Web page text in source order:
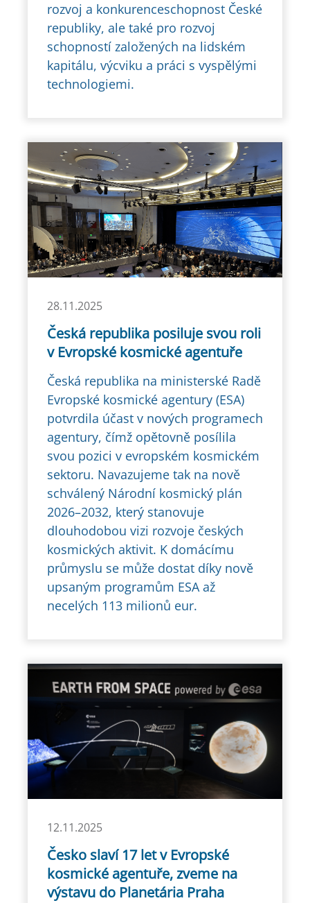
rozvoj a konkurenceschopnost České
republiky, ale také pro rozvoj
schopností založených na lidském
kapitálu, výcviku a práci s vyspělými
technologiemi.
28.11.2025
Česká republika posiluje svou roli
v Evropské kosmické agentuře
Česká republika na ministerské Radě
Evropské kosmické agentury (ESA)
potvrdila účast v nových programech
agentury, čímž opětovně posílila
svou pozici v evropském kosmickém
sektoru. Navazujeme tak na nově
schválený Národní kosmický plán
2026–2032, který stanovuje
dlouhodobou vizi rozvoje českých
kosmických aktivit. K domácímu
průmyslu se může dostat díky nově
upsaným programům ESA až
necelých 113 milionů eur.
12.11.2025
Česko slaví 17 let v Evropské
kosmické agentuře, zveme na
výstavu do Planetária Praha